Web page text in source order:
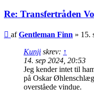
Re: Transfertråden
Indlæg
afGentleman Finn » 15.
Kunji skrev: ↑
14. sep 2024, 20:53
Jeg kender intet til
på Oskar
overståede vindue.